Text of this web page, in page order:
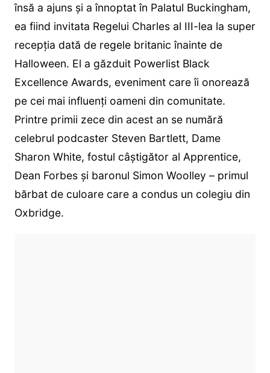
însă a ajuns și a înnoptat în Palatul Buckingham,
ea fiind invitata Regelui Charles al III-lea la super
recepția dată de regele britanic înainte de
Halloween. El a găzduit Powerlist Black
Excellence Awards, eveniment care îi onorează
pe cei mai influenți oameni din comunitate.
Printre primii zece din acest an se numără
celebrul podcaster Steven Bartlett, Dame
Sharon White, fostul câștigător al Apprentice,
Dean Forbes și baronul Simon Woolley – primul
bărbat de culoare care a condus un colegiu din
Oxbridge.